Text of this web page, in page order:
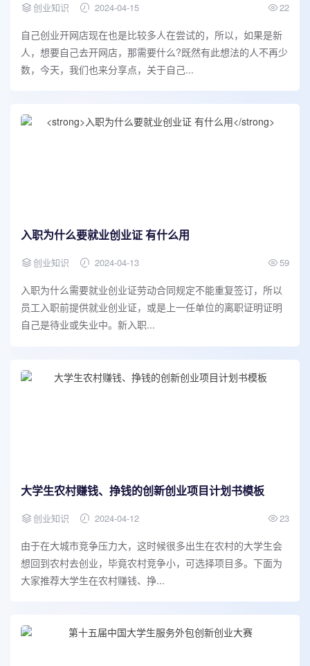
创业知识 2024-04-15 22
自己创业开网店现在也是比较多人在尝试的，所以，如果是新
人，想要自己去开网店，那需要什么?既然有此想法的人不再少
数，今天，我们也来分享点，关于自己...
入职为什么要就业创业证 有什么用
创业知识 2024-04-13 59
入职为什么需要就业创业证劳动合同规定不能重复签订，所以
员工入职前提供就业创业证，或是上一任单位的离职证明证明
自己是待业或失业中。新入职...
大学生农村赚钱、挣钱的创新创业项目计划书模板
创业知识 2024-04-12 23
由于在大城市竞争压力大，这时候很多出生在农村的大学生会
想回到农村去创业，毕竟农村竞争小，可选择项目多。下面为
大家推荐大学生在农村赚钱、挣...